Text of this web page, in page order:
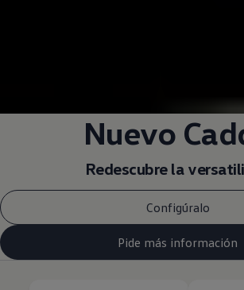
Nuevo
Redescubre la
Configúralo
Pide más información